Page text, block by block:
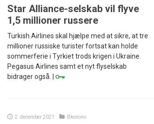
Star Alliance-selskab vil flyve
1,5 millioner russere
Turkish Airlines skal hjælpe med at sikre, at tre
millioner russiske turister fortsat kan holde
sommerferie i Tyrkiet trods krigen i Ukraine.
Pegasus Airlines samt et nyt flyselskab
bidrager også. |
2. december 2021 Økonomi